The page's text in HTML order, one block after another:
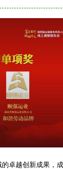
卓越创新成果，